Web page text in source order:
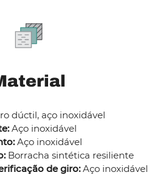
dúctil, aço inoxidável
Aço inoxidável
Aço inoxidável
Borracha sintética resiliente
de giro:Aço inoxidável